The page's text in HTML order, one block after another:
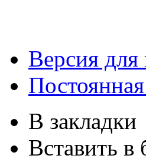
Версия для
В закладки
Вставить в